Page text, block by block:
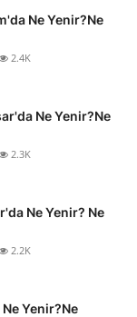
Ne Yenir?Ne
2.4K
Ne Yenir?Ne
2.3K
Ne Yenir? Ne
2.2K
Yenir?Ne